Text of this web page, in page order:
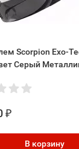
Scorpion Exo-
Серый
₽
В корзину